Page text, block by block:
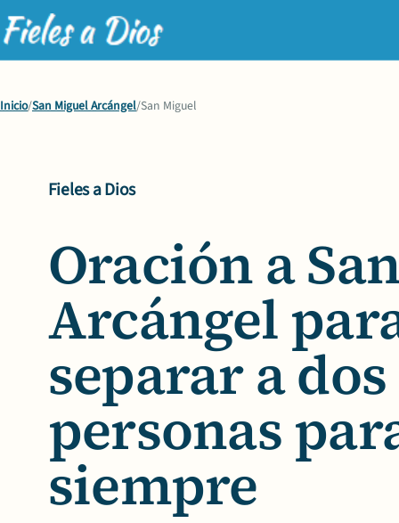
Inicio/San Miguel Arcángel/San Miguel
Fieles a Dios
Oración a
Arcángel
separar a dos
personas
siempre